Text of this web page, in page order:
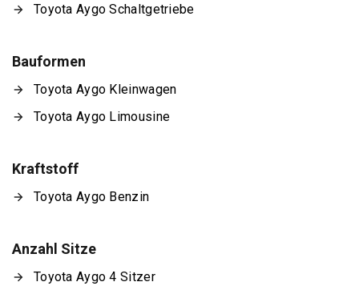
Toyota Aygo Schaltgetriebe
Bauformen
Toyota Aygo Kleinwagen
Toyota Aygo Limousine
Kraftstoff
Toyota Aygo Benzin
Anzahl Sitze
Toyota Aygo 4 Sitzer